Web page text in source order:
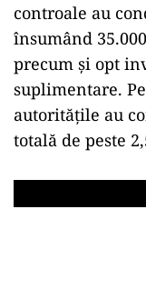
controale au
însumând
precum și opt
suplimentare.
autoritățile au
totală de peste